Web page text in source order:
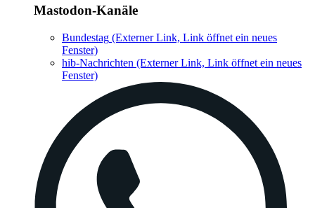
Mastodon-Kanäle
Bundestag (Externer Link, Link öffnet ein neues
Fenster)
hib-Nachrichten (Externer Link, Link öffnet ein neues
Fenster)